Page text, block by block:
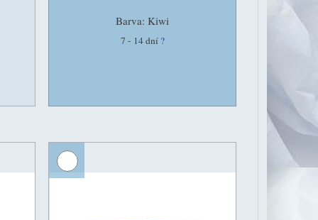
Barva: Kiwi
7 - 14 dní ?